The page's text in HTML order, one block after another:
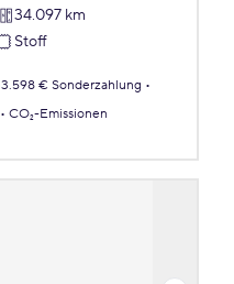
34.097 km
Stoff
3.598 € Sonderzahlung
CO₂-Emissionen